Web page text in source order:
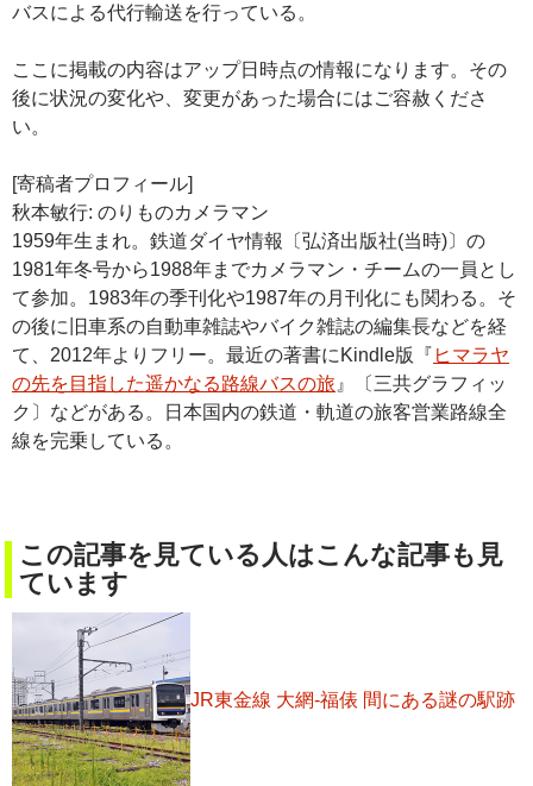
バスによる代行輸送を行っている。
ここに掲載の内容はアップ日時点の情報になります。その
後に状況の変化や、変更があった場合にはご容赦くださ
い。
[寄稿者プロフィール]
秋本敏行: のりものカメラマン
1959年生まれ。鉄道ダイヤ情報〔弘済出版社(当時)〕の
1981年冬号から1988年までカメラマン・チームの一員とし
て参加。1983年の季刊化や1987年の月刊化にも関わる。そ
の後に旧車系の自動車雑誌やバイク雑誌の編集長などを経
て、2012年よりフリー。最近の著書にKindle版『 ヒマラヤ
の先を目指した遥かなる路線バスの旅 』〔三共グラフィッ
ク〕などがある。日本国内の鉄道・軌道の旅客営業路線全
線を完乗している。
この記事を見ている人はこんな記事も見
ています
JR東金線 大網-福俵 間にある謎の駅跡